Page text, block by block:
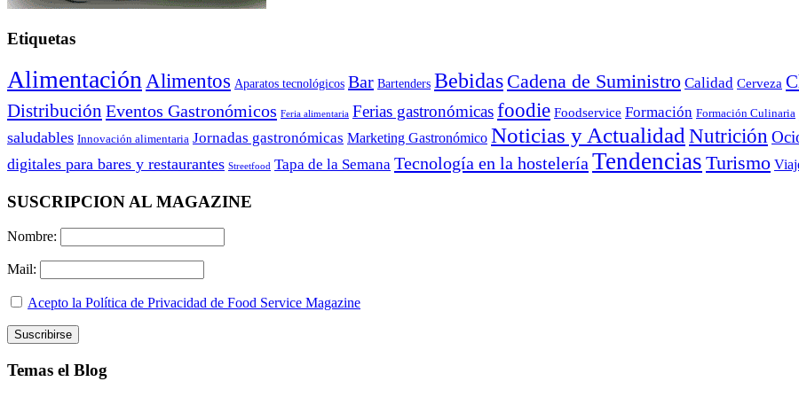
Etiquetas
Alimentación Alimentos Aparatos tecnológicos Bar Bartenders Bebidas Cadena de Suministro Calidad Cerveza
Distribución Eventos Gastronómicos Feria alimentaria Ferias gastronómicasfoodie Foodservice Formación Formación Culinaria
saludables Innovación alimentaria Jornadas gastronómicas Marketing Gastronómico Noticias y Actualidad Nutrición
digitales para bares y restaurantes Streetfood Tapa de la Semana Tecnología en la hostelería Tendencias Turismo
SUSCRIPCION AL MAGAZINE
Nombre:
Mail:
Acepto la Política de Privacidad de Food Service Magazine
Temas el Blog